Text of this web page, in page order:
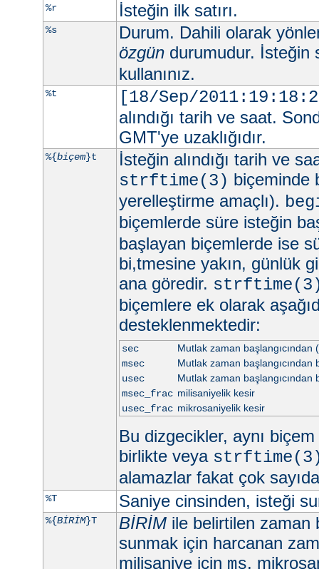
%r İsteğin ilk satırı.
%s
Durum. Dahili olarak
özgündurumudur. İsteğin
kullanınız.
%t
[18/Sep/
alındığı tarih ve saat.
GMT'ye uzaklığıdır.
%{biçem}t
İsteğin alındığı tarih ve
strftime(3) biçeminde
yerelleştirme amaçlı).
biçemlerde süre isteğin
başlayan biçemlerde ise
bi,tmesine yakın, günlük
ana göredir.
biçemlere ek olarak
desteklenmektedir:
sec
Mutlak zaman başlangıcından
msec
Mutlak zaman başlangıcından
usec
Mutlak zaman başlangıcından
msec_frac milisaniyelik kesir
usec_frac mikrosaniyelik kesir
Bu dizgecikler, aynı
birlikte veya
alamazlar fakat çok
%T Saniye cinsinden, isteği
%{BİRİM}T BİRİMile belirtilen zaman
sunmak için harcanan
milisaniye için ms,